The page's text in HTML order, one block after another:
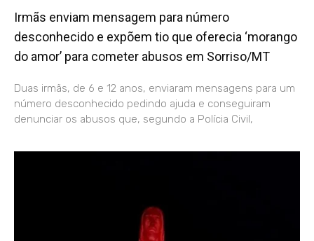
Irmãs enviam mensagem para número
desconhecido e expõem tio que oferecia ‘morango
do amor’ para cometer abusos em Sorriso/MT
Duas irmãs, de 6 e 12 anos, enviaram mensagens para um
número desconhecido pedindo ajuda e conseguiram
denunciar os abusos que, segundo a Polícia Civil,